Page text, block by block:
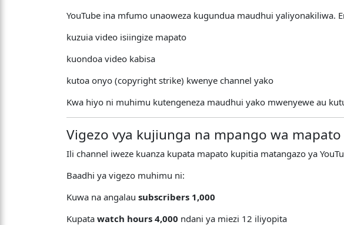
YouTube ina mfumo unaoweza kugundua maudhui
kuzuia video isiingize mapato
kuondoa video kabisa
kutoa onyo (copyright strike) kwenye channel yako
Kwa hiyo ni muhimu kutengeneza maudhui yako mwenyewe au
Vigezo vya kujiunga na mpango wa
Ili channel iweze kuanza kupata mapato kupitia matangazo ya
Baadhi ya vigezo muhimu ni:
Kuwa na angalausubscribers 1,000
Kupatawatch hours 4,000 ndani ya miezi 12 iliyopita